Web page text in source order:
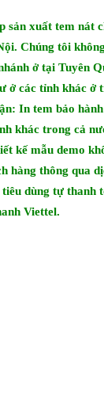
sản xuất tem nát
Chúng tôi
ở tại Tuyên
ở các tỉnh khác ở
In tem bảo
khác trong cả
kế mẫu demo
hàng thông qua
dùng tự thanh
Viettel.